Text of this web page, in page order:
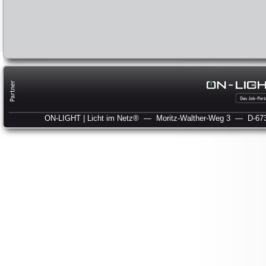
ON-LIGHT | Licht im Netz® — Moritz-Walther-Weg 3 — D-